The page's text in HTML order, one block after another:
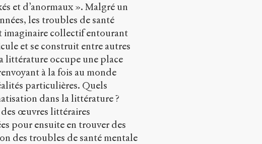
et d’anormaux ». Malgré un
les troubles de santé
imaginaire collectif entourant
et se construit entre autres
littérature occupe une place
à la fois au monde
particulières. Quels
dans la littérature ?
œuvres littéraires
pour ensuite en trouver des
des troubles de santé mentale